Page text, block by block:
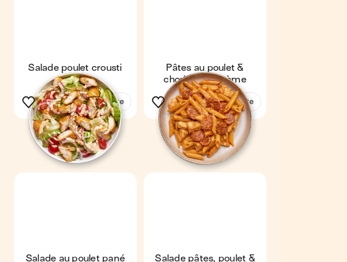
Salade poulet crousti
Voir la recette
Pâtes au poulet &
chorizo à la crème
Voir la recette
Salade au poulet pané Salade pâtes, poulet &